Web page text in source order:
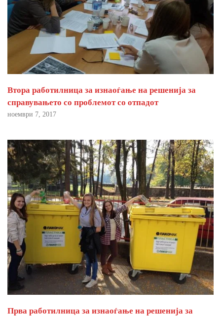
Втора работилница за изнаоѓање на решенија за
справувањето со проблемот со отпадот
ноември 7, 2017
Прва работилница за изнаоѓање на решенија за